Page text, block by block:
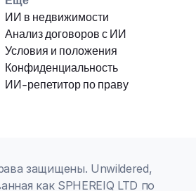
Условия и положения
Анализ договоров с ИИ
ИИ-репетитор по праву
Конфиденциальность
ИИ в недвижимости
защищены. Unwildered,
как SPHEREIQ LTD по